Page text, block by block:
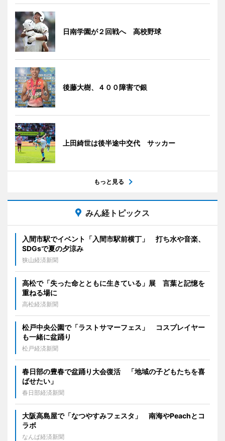
日南学園が２回戦へ 高校野球
後藤大樹、４００障害で銀
上田綺世は後半途中交代 サッカー
もっと見る
みん経トピックス
入間市駅でイベント「入間市駅前横丁」 打ち水や音楽、
SDGsで夏の夕涼み
狭山経済新聞
高松で「失った命とともに生きている」展 言葉と記憶を
重ねる場に
高松経済新聞
松戸中央公園で「ラストサマーフェス」 コスプレイヤー
も一緒に盆踊り
松戸経済新聞
春日部の豊春で盆踊り大会復活 「地域の子どもたちを喜
ばせたい」
春日部経済新聞
大阪高島屋で「なつやすみフェスタ」 南海やPeachとコ
ラボ
なんば経済新聞